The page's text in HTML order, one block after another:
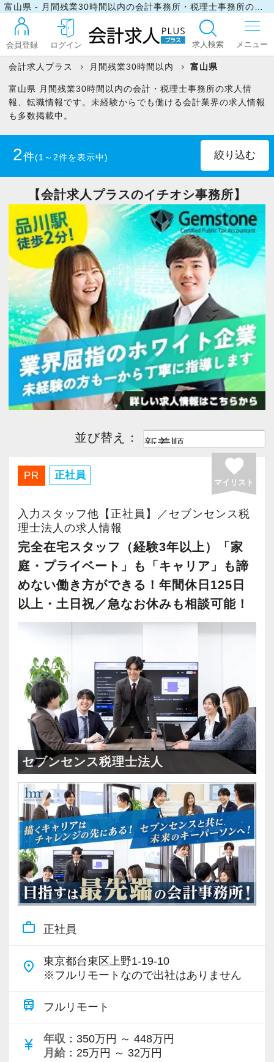
会員登録 ログイン 求人検索
ログイン
マイリスト
お問い合わせ
今すぐ会員登録
PC版サイトを見る
採用ご担当者様
会計求人プラス 月間残業30時間以内 富山県
富山県 月間残業30時間以内の会計・税理士事務所の求人情
報、転職情報です。未経験からでも働ける会計業界の求人情報
も多数掲載中。
2件(1～2件を表示中)
正社員(1) パート・アルバイト(1)
【会計求人プラスのイチオシ事務所】
並び替え：
PR 正社員 favorite
マイリスト
入力スタッフ他【正社員】／セブンセンス税
理士法人の求人情報
完全在宅スタッフ（経験3年以上）「家
庭・プライベート」も「キャリア」も諦
めない働き方ができる！年間休日125日
以上・土日祝／急なお休みも相談可能！
セブンセンス税理士法人
work_outline 正社員
place
東京都台東区上野1-19-10
※フルリモートなので出社はありません
train フルリモート
currency_yen 年収 ：350万円 ～ 448万円
月給 ：25万円 ～ 32万円